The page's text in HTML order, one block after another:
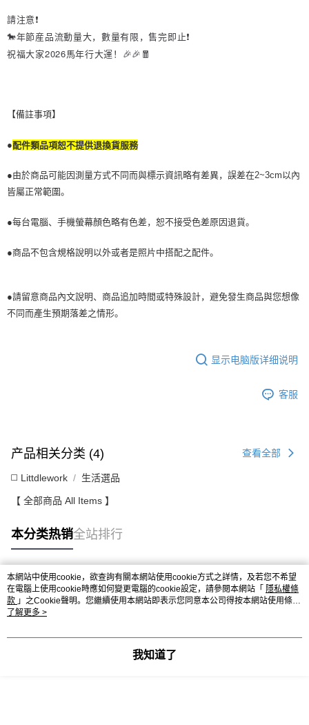
請注意❗️
🐎年節産品流動量大，數量有限，售完即止❗️
祝福大家2026馬年行大運！🎉🎉🧧
【備註事項】
●配件類品項恕不提供退換貨服務
●由於商品可能因測量方式不同而與標示資訊略有差異，誤差在2~3cm以內
皆屬正常範圍。
●每台電腦、手機螢幕顏色略有色差，恕不接受色差原因退貨。
●商品不包含規格說明以外或者是照片中搭配之配件。
●請留意商品內文說明、商品追加時間或特殊設計，避免發生商品與您想像
不同而產生預期落差之情形。
显示电脑版详细说明
客服
产品相关分类 (4) 查看全部
◻️ Littdlework 生活選品
【 全部商品 All Items 】
本分类热销全站排行
热门标签
本網站中使用cookie，欲查詢有關本網站使用cookie方式之詳情，及若您不希望
在電腦上使用cookie時應如何變更電腦的cookie設定，請參閱本網站「 隱私權條
款 」之Cookie聲明。您繼續使用本網站即表示您同意本公司得按本網站使用條款
之Cookie聲明使用cookie。
了解更多 >
我知道了